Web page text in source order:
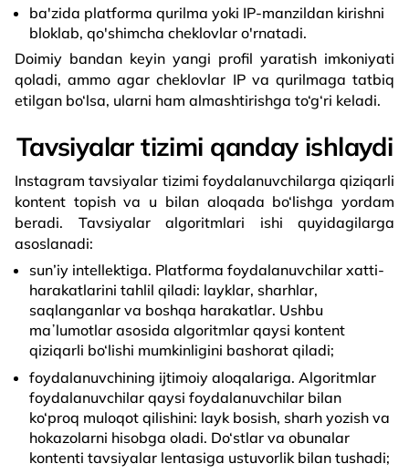
ba'zida platforma qurilma yoki IP-manzildan kirishni
bloklab, qo'shimcha cheklovlar o'rnatadi.
Doimiy bandan keyin yangi profil yaratish imkoniyati
qoladi, ammo agar cheklovlar IP va qurilmaga tatbiq
etilgan bo‘lsa, ularni ham almashtirishga to‘g‘ri keladi.
Tavsiyalar tizimi qanday ishlaydi
Instagram tavsiyalar tizimi foydalanuvchilarga qiziqarli
kontent topish va u bilan aloqada bo‘lishga yordam
beradi. Tavsiyalar algoritmlari ishi quyidagilarga
asoslanadi:
sun’iy intellektiga. Platforma foydalanuvchilar xatti-
harakatlarini tahlil qiladi: layklar, sharhlar,
saqlanganlar va boshqa harakatlar. Ushbu
maʼlumotlar asosida algoritmlar qaysi kontent
qiziqarli bo‘lishi mumkinligini bashorat qiladi;
foydalanuvchining ijtimoiy aloqalariga. Algoritmlar
foydalanuvchilar qaysi foydalanuvchilar bilan
ko‘proq muloqot qilishini: layk bosish, sharh yozish va
hokazolarni hisobga oladi. Do‘stlar va obunalar
kontenti tavsiyalar lentasiga ustuvorlik bilan tushadi;